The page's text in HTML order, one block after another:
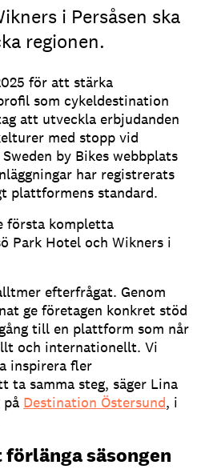
i Persåsen ska
regionen.
för att stärka
som cykeldestination
att utveckla erbjudanden
med stopp vid
by Bikes webbplats
har registrerats
plattformens standard.
första kompletta
Park Hotel och Wikners i
efterfrågat. Genom
ge företagen konkret stöd
till en plattform som når
och internationellt. Vi
inspirera fler
ta samma steg, säger Lina
Destination Östersund, i
säsongen